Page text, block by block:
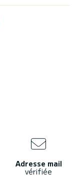
Adresse mail
vérifiée